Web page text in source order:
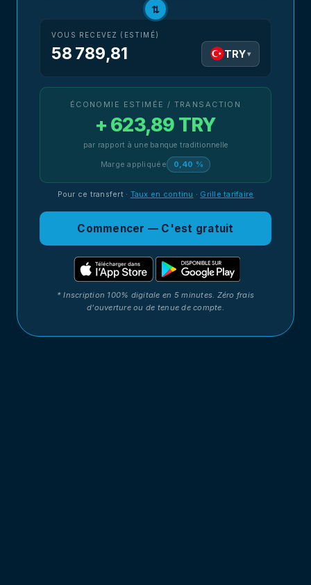
⇅
VOUS RECEVEZ (ESTIMÉ)
58 789,81 TRY▾
ÉCONOMIE ESTIMÉE / TRANSACTION
+ 623,89 TRY
par rapport à une banque traditionnelle
Marge appliquée 0,40 %
Pour ce transfert· Taux en continu · Grille tarifaire
Commencer — C'est gratuit
* Inscription 100% digitale en 5 minutes. Zéro frais
d'ouverture ou de tenue de compte.